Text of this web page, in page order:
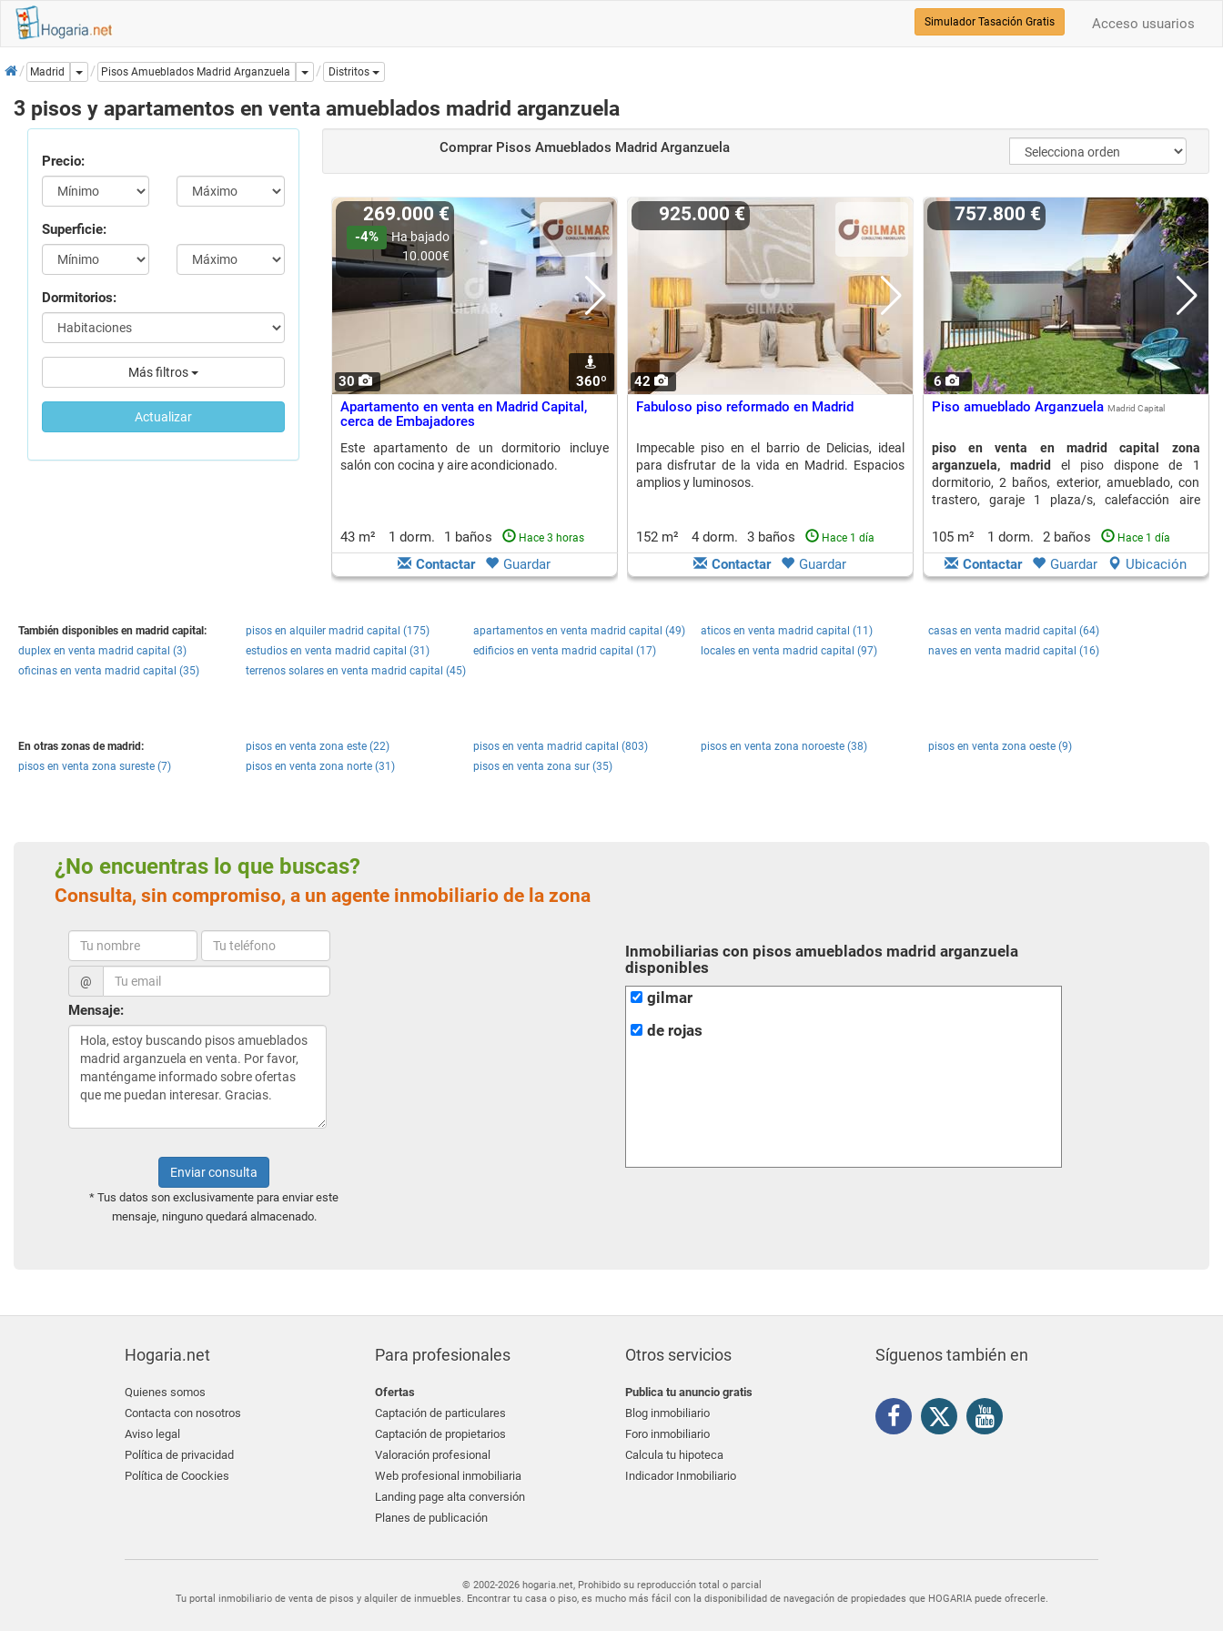
Acceso usuarios
Simulador Tasación Gratis
InicioMadrid Dropdown
Pisos Amueblados Madrid Arganzuela Dropdown
Distritos
3 pisos y apartamentos en venta amueblados madrid arganzuela
Precio:
Superficie:
Dormitorios:
Más filtros
Actualizar
Comprar Pisos Amueblados Madrid Arganzuela
30 360º
269.000 €
-4%
Ha bajado
10.000€
Apartamento en venta en Madrid Capital,
cerca de Embajadores
Este apartamento de un dormitorio incluye
salón con cocina y aire acondicionado.
43 m² 1 dorm. 1 baños Hace 3 horas
Contactar Guardar
42
925.000 €
Fabuloso piso reformado en Madrid
Impecable piso en el barrio de Delicias, ideal
para disfrutar de la vida en Madrid. Espacios
amplios y luminosos.
152 m² 4 dorm. 3 baños Hace 1 día
Contactar Guardar
6
757.800 €
Piso amueblado Arganzuela Madrid Capital
piso en venta en madrid capital zona
arganzuela, madrid
el piso dispone de 1
dormitorio, 2 baños, exterior, amueblado, con
trastero, garaje 1 plaza/s, calefacción aire
105 m² 1 dorm. 2 baños Hace 1 día
Contactar Guardar Ubicación
También disponibles en madrid capital: pisos en alquiler madrid capital (175) apartamentos en venta madrid capital (49) aticos en venta madrid capital (11)
casas en venta madrid capital (64)
duplex en venta madrid capital (3)
estudios en venta madrid capital (31) edificios en venta madrid capital (17) locales en venta madrid capital (97)
naves en venta madrid capital (16)
oficinas en venta madrid capital (35)
terrenos solares en venta madrid capital (45)
En otras zonas de madrid: pisos en venta zona este (22) pisos en venta madrid capital (803) pisos en venta zona noroeste (38)
pisos en venta zona oeste (9)
pisos en venta zona sureste (7)
pisos en venta zona norte (31) pisos en venta zona sur (35)
¿No encuentras lo que buscas?
Consulta, sin compromiso, a un agente inmobiliario de la zona
@
Mensaje:
Enviar consulta
* Tus datos son exclusivamente para enviar este
mensaje, ninguno quedará almacenado.
Inmobiliarias con pisos amueblados madrid arganzuela
disponibles
gilmar
de rojas
Hogaria.net
Quienes somos
Contacta con nosotros
Aviso legal
Política de privacidad
Política de Coockies
Para profesionales
Ofertas
Captación de particulares
Captación de propietarios
Valoración profesional
Web profesional inmobiliaria
Landing page alta conversión
Planes de publicación
Otros servicios
Publica tu anuncio gratis
Blog inmobiliario
Foro inmobiliario
Calcula tu hipoteca
Indicador Inmobiliario
Síguenos también en
© 2002-2026 hogaria.net, Prohibido su reproducción total o parcial
Tu portal inmobiliario de venta de pisos y alquiler de inmuebles. Encontrar tu casa o piso, es mucho más fácil con la disponibilidad de navegación de propiedades que HOGARIA puede ofrecerle.